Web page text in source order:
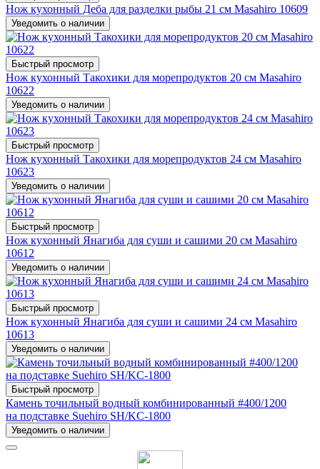
Нож кухонный Деба для разделки рыбы 21 см Masahiro 10609
Уведомить о наличии
Быстрый просмотр
Нож кухонный Такохики для морепродуктов 20 см Masahiro
10622
Уведомить о наличии
Быстрый просмотр
Нож кухонный Такохики для морепродуктов 24 см Masahiro
10623
Уведомить о наличии
Быстрый просмотр
Нож кухонный Янагиба для суши и сашими 20 см Masahiro
10612
Уведомить о наличии
Быстрый просмотр
Нож кухонный Янагиба для суши и сашими 24 см Masahiro
10613
Уведомить о наличии
Быстрый просмотр
Камень точильный водный комбинированный #400/1200
на подставке Suehiro SH/KC-1800
Уведомить о наличии